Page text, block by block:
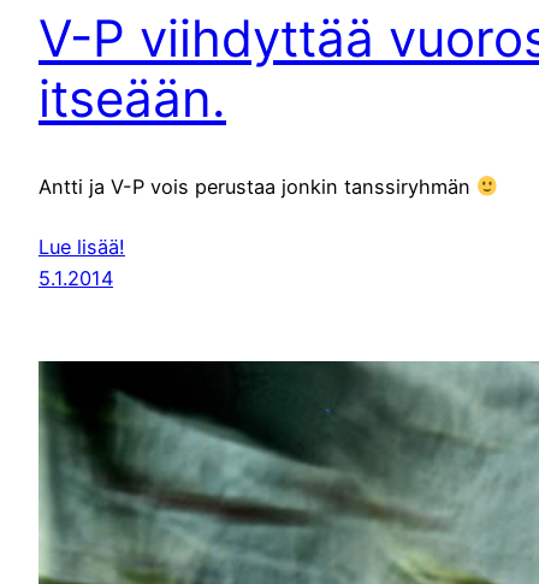
V-P viihdyttää
itseään.
Antti ja V-P vois perustaa jonkin tanssiryhmän
Lue lisää!
5.1.2014